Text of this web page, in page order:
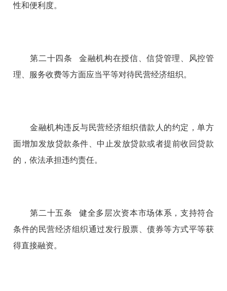
性和便利度。
第二十四条 金融机构在授信、信贷管理、风控管
理、服务收费等方面应当平等对待民营经济组织。
金融机构违反与民营经济组织借款人的约定，单方
面增加发放贷款条件、中止发放贷款或者提前收回贷款
的，依法承担违约责任。
第二十五条 健全多层次资本市场体系，支持符合
条件的民营经济组织通过发行股票、债券等方式平等获
得直接融资。